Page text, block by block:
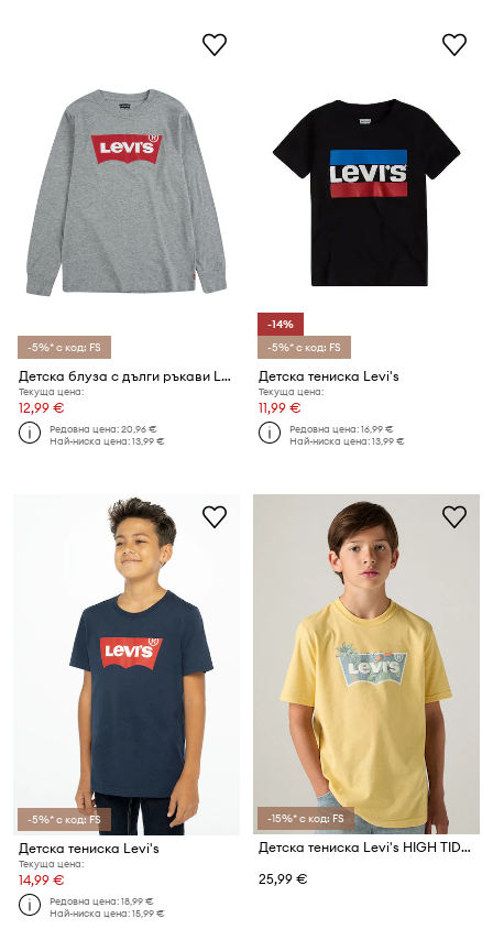
-5%* с код: FS
Детска блуза с дълги ръкави Levi's
Текуща цена:
12,99 €
Редовна цена:20,96 €
Най-ниска цена:13,99 €
-14%
-5%* с код: FS
Детска тениска Levi's
Текуща цена:
11,99 €
Редовна цена:16,99 €
Най-ниска цена:13,99 €
-5%* с код: FS
Детска тениска Levi's
Текуща цена:
14,99 €
Редовна цена:18,99 €
Най-ниска цена:15,99 €
-15%* с код: FS
Детска тениска Levi's HIGH TIDE BATWING TEE
25,99 €